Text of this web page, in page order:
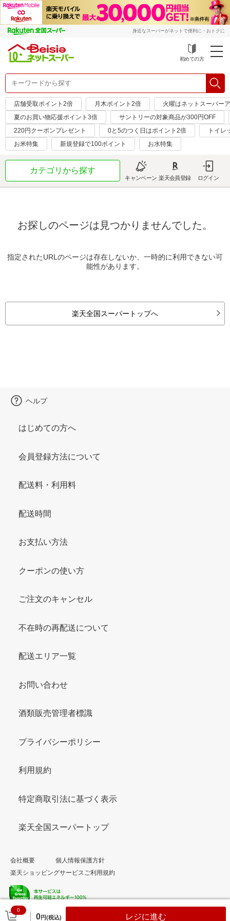
身近なスーパーがネットで便利に・おトクに
初めての方
店舗受取ポイント2倍 月木ポイント2倍
火曜はネットスーパー
夏のお買い物応援ポイント3倍
サントリーの対象商品が300円OFF
220円クーポンプレゼント
0と5のつく日はポイント2倍
トイレ
お米特集
新規登録で100ポイント お水特集
カテゴリから探す
キャンペーン 楽天会員登録 ログイン
お探しのページは見つかりませんでした。
指定されたURLのページは存在しないか、一時的に利用できない可
能性があります。
楽天全国スーパートップへ
0
0円(税込) レジに進む
ヘルプ
はじめての方へ
会員登録方法について
配送料・利用料
配送時間
お支払い方法
クーポンの使い方
ご注文のキャンセル
不在時の再配送について
配送エリア一覧
お問い合わせ
酒類販売管理者標識
プライバシーポリシー
利用規約
特定商取引法に基づく表示
楽天全国スーパートップ
会社概要
個人情報保護方針
楽天ショッピングサービスご利用規約
© Rakuten Group, Inc.